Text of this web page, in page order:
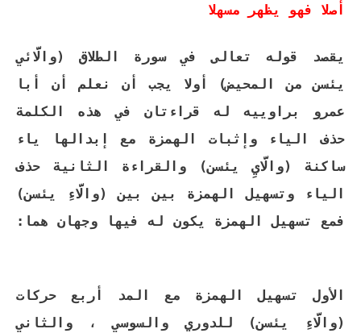
أصلا فهو يظهر مسهلا
يقصد قوله تعالى في سورة الطلاق (والَّائي
يئسن من المحيض) أولا يجب أن نعلم أن أبا
عمرو براوييه له قراءتان في هذه الكلمة
حذف الياء وإثبات الهمزة مع إبدالها ياء
ساكنة (والَّايِ يئسن) والقراءة الثانية حذف
الياء وتسهيل الهمزة بين بين (والَّاءِ يئسن)
فمع تسهيل الهمزة يكون له فيها وجهان هما:
الأول تسهيل الهمزة مع المد أربع حركات
(والَّاءِ يئسن) للدوري والسوسي ، والثاني